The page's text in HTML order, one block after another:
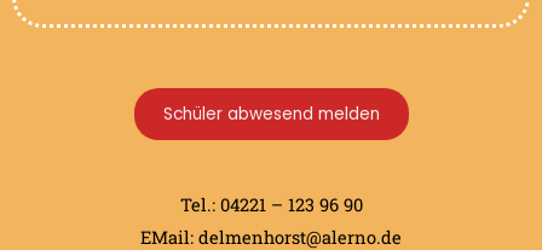
Schüler abwesend melden
Tel.: 04221 – 123 96 90
EMail: delmenhorst@alerno.de